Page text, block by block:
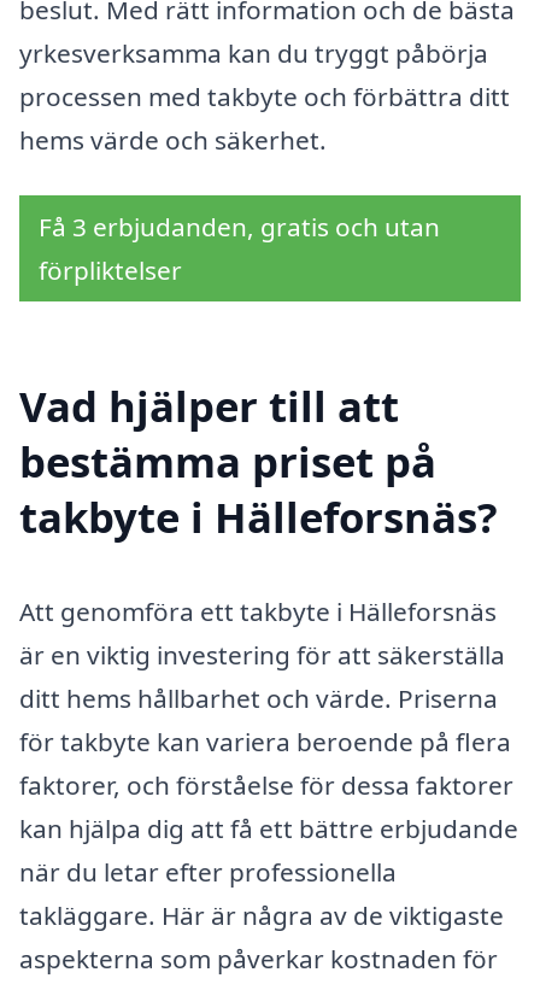
beslut. Med rätt information och de bästa
yrkesverksamma kan du tryggt påbörja
processen med takbyte och förbättra ditt
hems värde och säkerhet.
Få 3 erbjudanden, gratis och utan
förpliktelser
Vad hjälper till att
bestämma priset på
takbyte i Hälleforsnäs?
Att genomföra ett takbyte i Hälleforsnäs
är en viktig investering för att säkerställa
ditt hems hållbarhet och värde. Priserna
för takbyte kan variera beroende på flera
faktorer, och förståelse för dessa faktorer
kan hjälpa dig att få ett bättre erbjudande
när du letar efter professionella
takläggare. Här är några av de viktigaste
aspekterna som påverkar kostnaden för